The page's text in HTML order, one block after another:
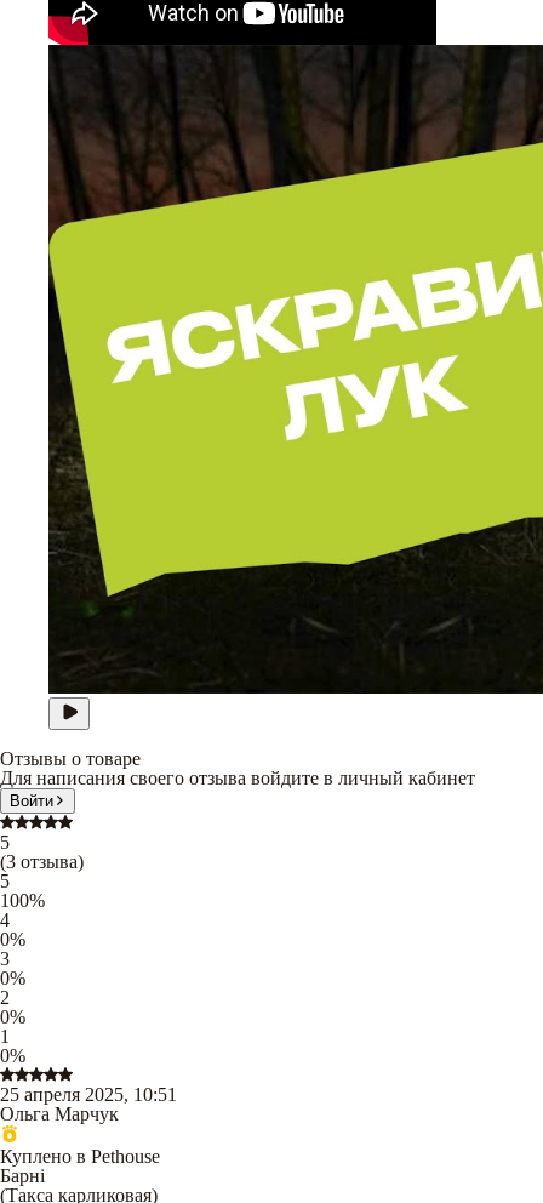
Отзывы о товаре
Для написания своего отзыва войдите в личный кабинет
Войти
5
(3 отзыва)
5
100%
4
0%
3
0%
2
0%
1
0%
25 апреля 2025, 10:51
Ольга Марчук
Куплено в Pethouse
Барні
(Такса карликовая)